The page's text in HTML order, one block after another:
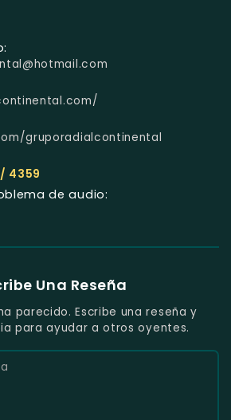
gruporadialcontinental
/ 4359
de audio:
Una Reseña
parecido. Escribe una reseña y
para ayudar a otros oyentes.